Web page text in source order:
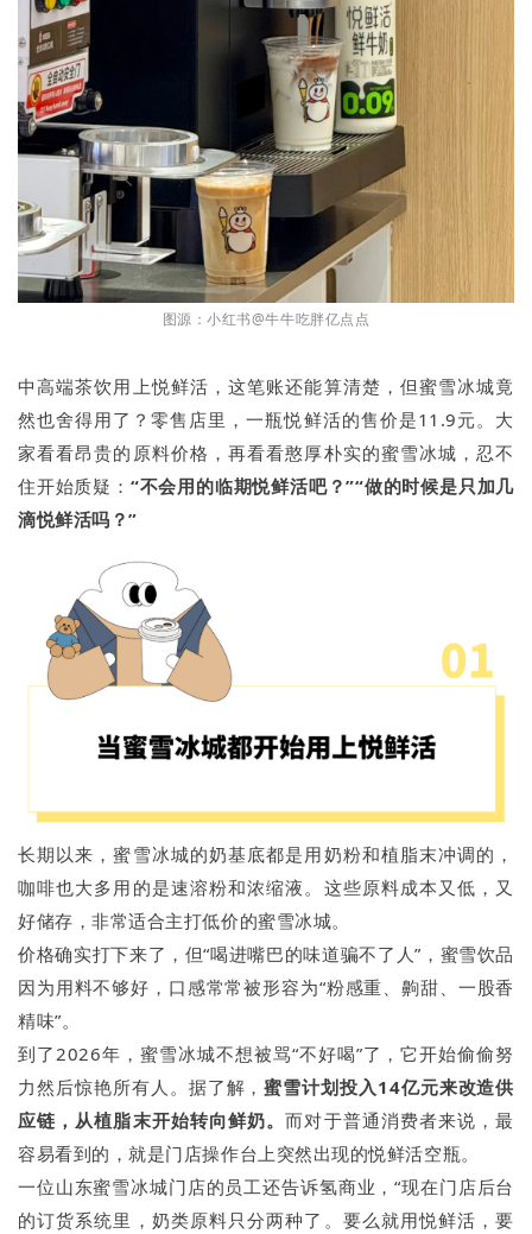
图源：小红书@牛牛吃胖亿点点
中高端茶饮用上悦鲜活，这笔账还能算清楚，但蜜雪冰城竟
然也舍得用了？零售店里，一瓶悦鲜活的售价是11.9元。大
家看看昂贵的原料价格，再看看憨厚朴实的蜜雪冰城，忍不
住开始质疑： “不会用的临期悦鲜活吧？”“做的时候是只加几
滴悦鲜活吗？”
长期以来，蜜雪冰城的奶基底都是用奶粉和植脂末冲调的，
咖啡也大多用的是速溶粉和浓缩液。这些原料成本又低，又
好储存，非常适合主打低价的蜜雪冰城。
价格确实打下来了，但“喝进嘴巴的味道骗不了人”，蜜雪饮品
因为用料不够好，口感常常被形容为“粉感重、齁甜、一股香
精味”。
到了2026年，蜜雪冰城不想被骂“不好喝”了，它开始偷偷努
力然后惊艳所有人。据了解，蜜雪计划投入14亿元来改造供
应链，从植脂末开始转向鲜奶。而对于普通消费者来说，最
容易看到的，就是门店操作台上突然出现的悦鲜活空瓶。
一位山东蜜雪冰城门店的员工还告诉氢商业，“现在门店后台
的订货系统里，奶类原料只分两种了。要么就用悦鲜活，要